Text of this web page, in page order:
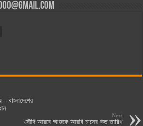
– বাংলাদেশের
Next
সৌদি আরবে আজকে আরবি মাসের কত তারিখ